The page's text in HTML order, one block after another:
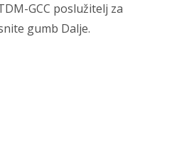
GCC poslužitelj za
gumb Dalje.